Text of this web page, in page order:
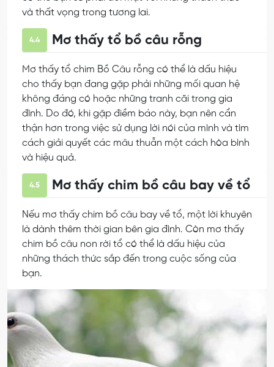
và thất vọng trong tương lai.
4.4 Mơ thấy tổ bồ câu rỗng
Mơ thấy tổ chim Bồ Câu rỗng có thể là dấu hiệu
cho thấy bạn đang gặp phải những mối quan hệ
không đáng có hoặc những tranh cãi trong gia
đình. Do đó, khi gặp điềm báo này, bạn nên cẩn
thận hơn trong việc sử dụng lời nói của mình và tìm
cách giải quyết các mâu thuẫn một cách hòa bình
và hiệu quả.
4.5 Mơ thấy chim bồ câu bay về tổ
Nếu mơ thấy chim bồ câu bay về tổ, một lời khuyên
là dành thêm thời gian bên gia đình. Còn mơ thấy
chim bồ câu non rời tổ có thể là dấu hiệu của
những thách thức sắp đến trong cuộc sống của
bạn.